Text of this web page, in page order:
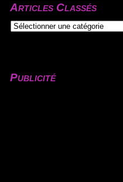
Articles Classés
Publicité